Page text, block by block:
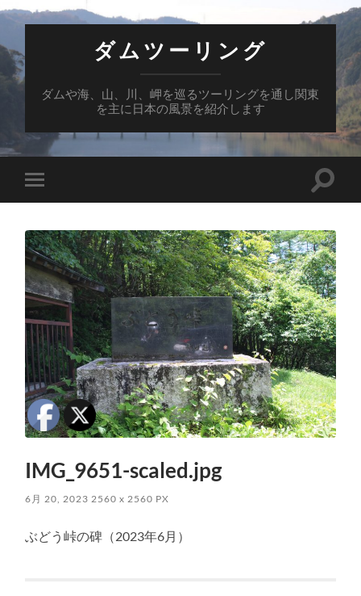
ダムツーリング
ダムや海、山、川、岬を巡るツーリングを通し関東
を主に日本の風景を紹介します
モ
バ
ル
メ
ニ
ュ
ー
を
切
り
替
え
る
検
ー
ル
ド
を
切
り
替
え
る
IMG_9651-scaled.jpg
6月 20, 2023 2560x 2560 PX
ぶどう峠の碑（2023年6月）